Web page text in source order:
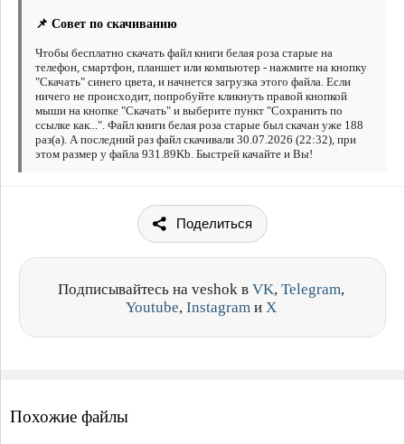
📌 Совет по скачиванию
Чтобы бесплатно скачать файл книги белая роза старые на
телефон, смартфон, планшет или компьютер - нажмите на кнопку
"Скачать" синего цвета, и начнется загрузка этого файла. Если
ничего не происходит, попробуйте кликнуть правой кнопкой
мыши на кнопке "Скачать" и выберите пункт "Сохранить по
ссылке как...". Файл книги белая роза старые был скачан уже 188
раз(а). А последний раз файл скачивали 30.07.2026 (22:32), при
этом размер у файла 931.89Kb. Быстрей качайте и Вы!
Поделиться
Подписывайтесь на veshok в VK, Telegram,
Youtube, Instagram и X
Похожие файлы